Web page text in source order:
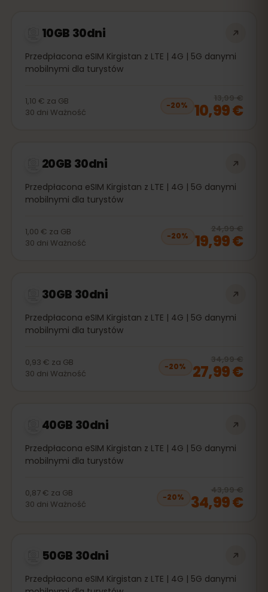
10GB 30dni
Przedpłacona eSIM Kirgistan z LTE | 4G | 5G danymi
mobilnymi dla turystów
1,10 € za GB
30 dni Ważność
−20%
13,99 €
10,99 €
20GB 30dni
Przedpłacona eSIM Kirgistan z LTE | 4G | 5G danymi
mobilnymi dla turystów
1,00 € za GB
30 dni Ważność
−20%
24,99 €
19,99 €
30GB 30dni
Przedpłacona eSIM Kirgistan z LTE | 4G | 5G danymi
mobilnymi dla turystów
0,93 € za GB
30 dni Ważność
−20%
34,99 €
27,99 €
40GB 30dni
Przedpłacona eSIM Kirgistan z LTE | 4G | 5G danymi
mobilnymi dla turystów
0,87 € za GB
30 dni Ważność
−20%
43,99 €
34,99 €
50GB 30dni
Przedpłacona eSIM Kirgistan z LTE | 4G | 5G danymi